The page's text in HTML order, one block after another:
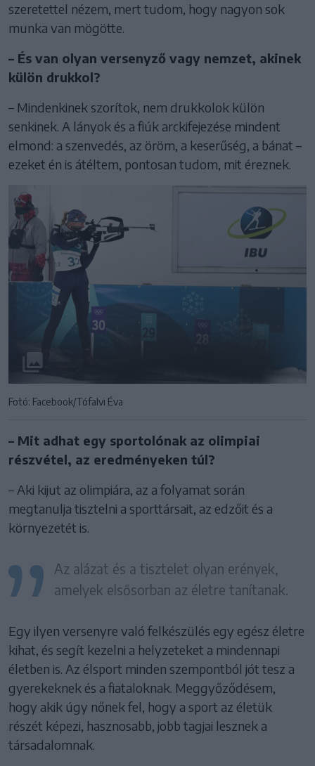
szeretettel nézem, mert tudom, hogy nagyon sok
munka van mögötte.
– És van olyan versenyző vagy nemzet, akinek
külön drukkol?
– Mindenkinek szorítok, nem drukkolok külön
senkinek. A lányok és a fiúk arckifejezése mindent
elmond: a szenvedés, az öröm, a keserűség, a bánat –
ezeket én is átéltem, pontosan tudom, mit éreznek.
Fotó: Facebook/Tófalvi Éva
– Mit adhat egy sportolónak az olimpiai
részvétel, az eredményeken túl?
– Aki kijut az olimpiára, az a folyamat során
megtanulja tisztelni a sporttársait, az edzőit és a
környezetét is.
Az alázat és a tisztelet olyan erények,
amelyek elsősorban az életre tanítanak.
Egy ilyen versenyre való felkészülés egy egész életre
kihat, és segít kezelni a helyzeteket a mindennapi
életben is. Az élsport minden szempontból jót tesz a
gyerekeknek és a fiataloknak. Meggyőződésem,
hogy akik úgy nőnek fel, hogy a sport az életük
részét képezi, hasznosabb, jobb tagjai lesznek a
társadalomnak.